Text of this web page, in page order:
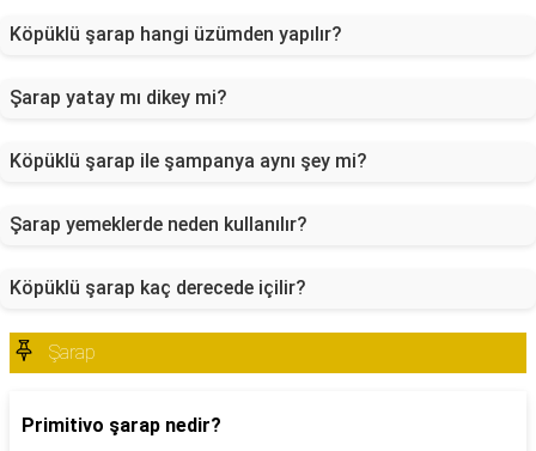
Köpüklü şarap hangi üzümden yapılır?
Şarap yatay mı dikey mi?
Köpüklü şarap ile şampanya aynı şey mi?
Şarap yemeklerde neden kullanılır?
Köpüklü şarap kaç derecede içilir?
Şarap
Primitivo şarap nedir?